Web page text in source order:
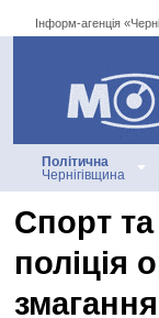
Інформ-агенція
Інформ-
Політична
Чернігівщина
Спорт та
поліція